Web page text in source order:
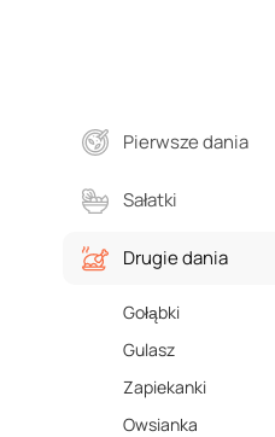
Pierwsze dania
Sałatki
Drugie dania
Gołąbki
Gulasz
Zapiekanki
Owsianka